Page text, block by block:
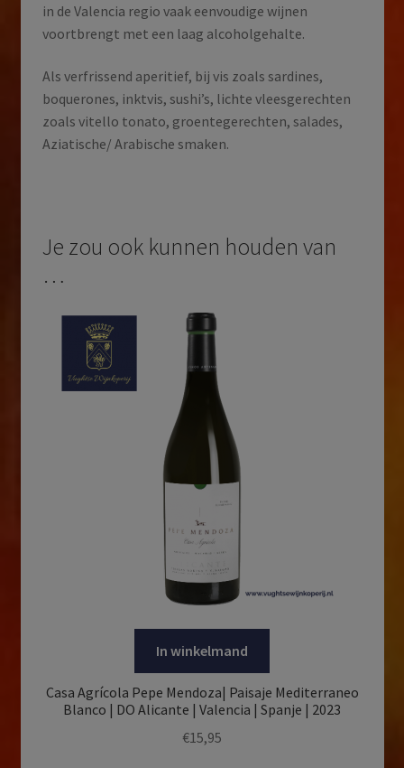
in de Valencia regio vaak eenvoudige wijnen
voortbrengt met een laag alcoholgehalte.
Als verfrissend aperitief, bij vis zoals sardines,
boquerones, inktvis, sushi’s, lichte vleesgerechten
zoals vitello tonato, groentegerechten, salades,
Aziatische/ Arabische smaken.
Je zou ook kunnen houden van
…
In winkelmand
Casa Agrícola Pepe Mendoza| Paisaje Mediterraneo
Blanco | DO Alicante | Valencia | Spanje | 2023
€15,95